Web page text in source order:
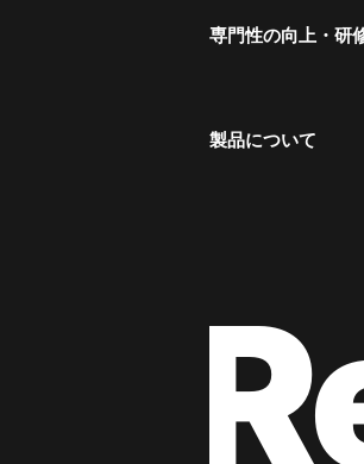
専門性の向上・研
製品について